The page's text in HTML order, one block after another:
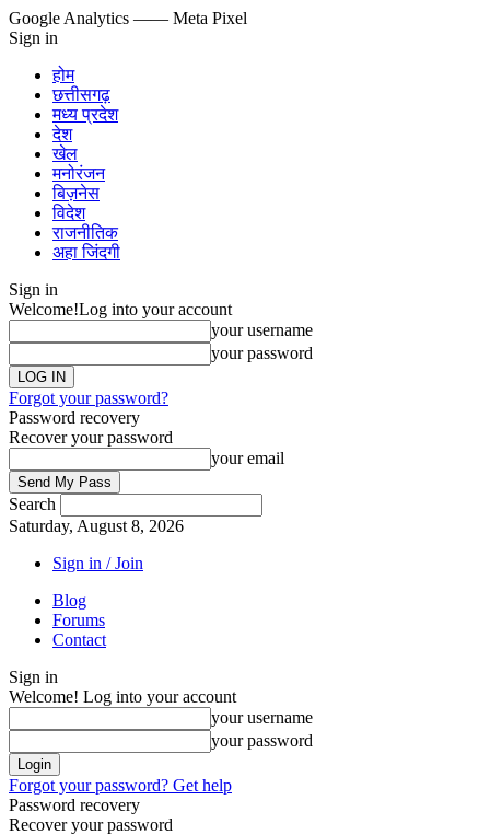
Google Analytics —— Meta Pixel
Sign in
होम
छत्तीसगढ़
मध्य प्रदेश
देश
खेल
मनोरंजन
बिज़नेस
विदेश
राजनीतिक
अहा जिंदगी
Sign in
Welcome!Log into your account
your username
your password
Forgot your password?
Password recovery
Recover your password
your email
Search
Saturday, August 8, 2026
Sign in / Join
Blog
Forums
Contact
Sign in
Welcome! Log into your account
your username
your password
Forgot your password? Get help
Password recovery
Recover your password